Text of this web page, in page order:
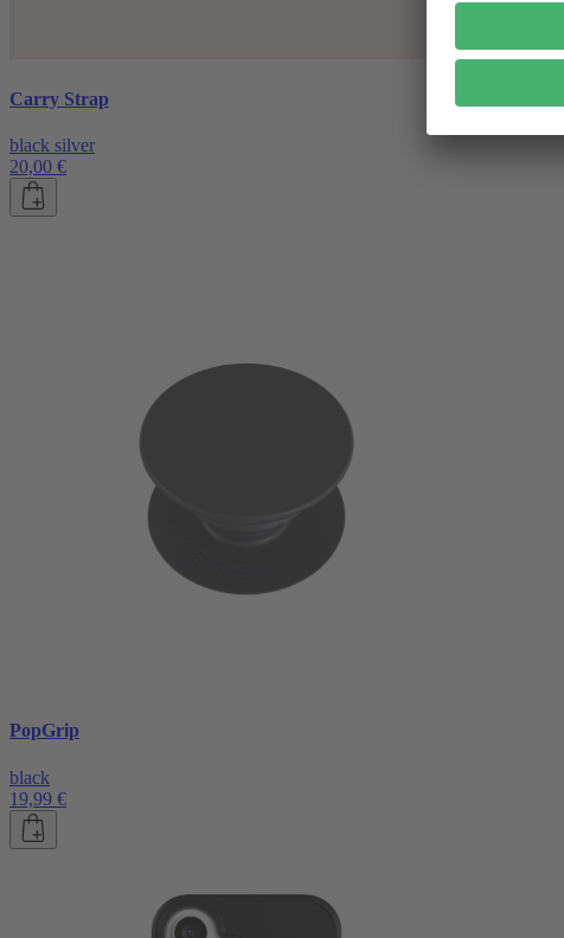
Carry Strap
black silver
20,00 €
PopGrip
black
19,99 €